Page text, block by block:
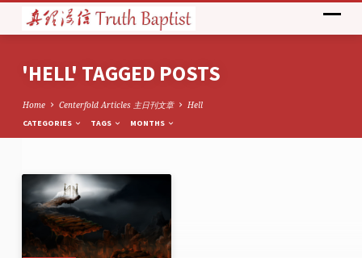
'HELL' TAGGED POSTS
Home Centerfold Articles 主日刊文章 Hell
CATEGORIES TAGS MONTHS
'HELL'
TAGGED
POSTS